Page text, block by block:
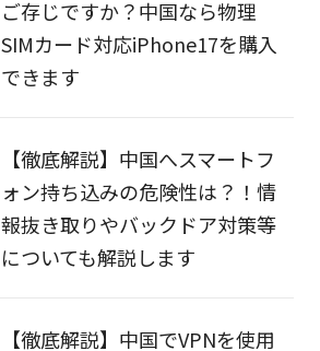
ご存じですか？中国なら物理
SIMカード対応iPhone17を購入
できます
【徹底解説】中国へスマートフ
ォン持ち込みの危険性は？！情
報抜き取りやバックドア対策等
についても解説します
【徹底解説】中国でVPNを使用